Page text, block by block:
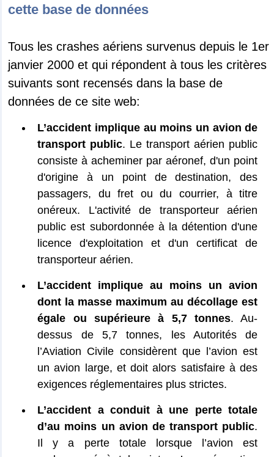
cette base de données
Tous les crashes aériens survenus depuis le 1er
janvier 2000 et qui répondent à tous les critères
suivants sont recensés dans la base de
données de ce site web:
L’accident implique au moins un avion de
transport public. Le transport aérien public
consiste à acheminer par aéronef, d'un point
d'origine à un point de destination, des
passagers, du fret ou du courrier, à titre
onéreux. L'activité de transporteur aérien
public est subordonnée à la détention d'une
licence d'exploitation et d'un certificat de
transporteur aérien.
L’accident implique au moins un avion
dont la masse maximum au décollage est
égale ou supérieure à 5,7 tonnes. Au-
dessus de 5,7 tonnes, les Autorités de
l’Aviation Civile considèrent que l’avion est
un avion large, et doit alors satisfaire à des
exigences réglementaires plus strictes.
L’accident a conduit à une perte totale
d’au moins un avion de transport public.
Il y a perte totale lorsque l’avion est